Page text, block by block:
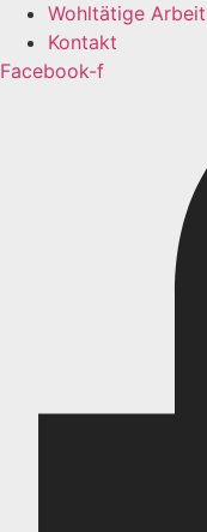
Wohltätige Arbeit
Kontakt
Facebook-f